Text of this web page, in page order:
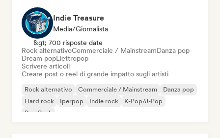
Indie Treasure
Media/Giornalista
&gt; 700 risposte date
Rock alternativoCommerciale / MainstreamDanza pop
Dream popElettropop
Scrivere articoli
Creare post o reel di grande impatto sugli artisti
Rock alternativo Commerciale / Mainstream
Danza pop
Hard rock
Iperpop Indie rock
K-Pop/J-Pop
Pop Punk